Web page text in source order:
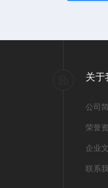
关于
公司
荣誉
企业
联系